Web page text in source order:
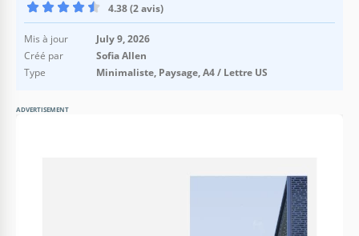
4.38 (2 avis)
Mis à jour
July 9, 2026
Créé par
Sofia Allen
Type
Minimaliste, Paysage, A4 / Lettre US
ADVERTISEMENT